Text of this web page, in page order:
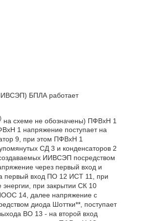
БПЛА работает
на схеме не обозначены) ПФВхН 1
1 напряжение поступает на
9, при этом ПФВхН 1
СД 3 и конденсаторов 2
ИИВСЭП посредством
через первый вход и
первый вход ПО 12 ИСТ 11, при
при закрытии СК 10
14, далее напряжение с
диода Шоттки**, поступает
ВО 13 - на второй вход